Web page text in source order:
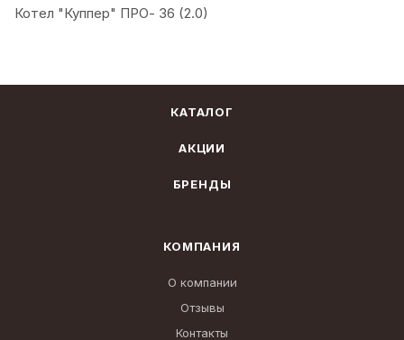
Котел "Куппер" ПРО- 36 (2.0)
КАТАЛОГ
АКЦИИ
БРЕНДЫ
КОМПАНИЯ
О компании
Отзывы
Контакты